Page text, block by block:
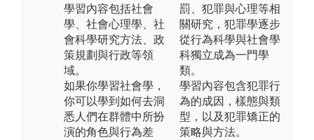
學習內容包括社會
學、社會心理學、社
會科學研究方法、政
策規劃與行政等領
域。
如果你學習社會學，
你可以學到如何去洞
悉人們在群體中所扮
演的角色與行為差
罰、犯罪與心理等相
關研究，犯罪學逐步
從行為科學與社會學
科獨立成為一門學
類。
學習內容包含犯罪行
為的成因，樣態與類
型，以及犯罪矯正的
策略與方法。